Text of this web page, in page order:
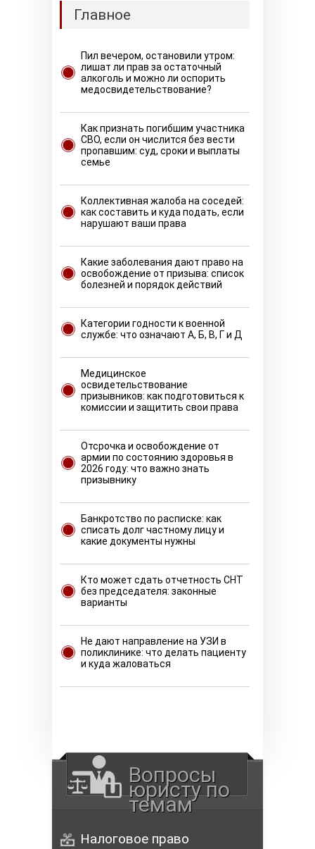
Главное
Пил вечером, остановили утром:
лишат ли прав за остаточный
алкоголь и можно ли оспорить
медосвидетельствование?
Как признать погибшим участника
СВО, если он числится без вести
пропавшим: суд, сроки и выплаты
семье
Коллективная жалоба на соседей:
как составить и куда подать, если
нарушают ваши права
Какие заболевания дают право на
освобождение от призыва: список
болезней и порядок действий
Категории годности к военной
службе: что означают А, Б, В, Г и Д
Медицинское
освидетельствование
призывников: как подготовиться к
комиссии и защитить свои права
Отсрочка и освобождение от
армии по состоянию здоровья в
2026 году: что важно знать
призывнику
Банкротство по расписке: как
списать долг частному лицу и
какие документы нужны
Кто может сдать отчетность СНТ
без председателя: законные
варианты
Не дают направление на УЗИ в
поликлинике: что делать пациенту
и куда жаловаться
Вопросы
юристу по
темам
Налоговое право